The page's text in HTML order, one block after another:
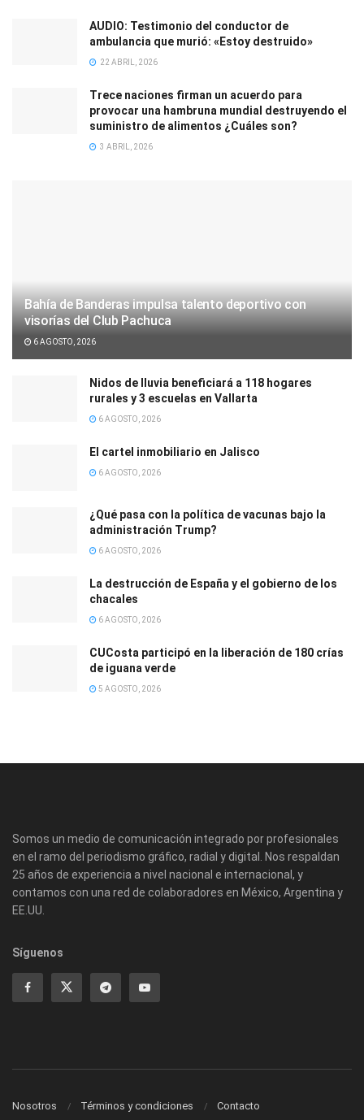
AUDIO: Testimonio del conductor de
ambulancia que murió: «Estoy destruido»
22 ABRIL, 2026
Trece naciones firman un acuerdo para
provocar una hambruna mundial destruyendo el
suministro de alimentos ¿Cuáles son?
3 ABRIL, 2026
Bahía de Banderas impulsa talento deportivo con
visorías del Club Pachuca
6 AGOSTO, 2026
Nidos de lluvia beneficiará a 118 hogares
rurales y 3 escuelas en Vallarta
6 AGOSTO, 2026
El cartel inmobiliario en Jalisco
6 AGOSTO, 2026
¿Qué pasa con la política de vacunas bajo la
administración Trump?
6 AGOSTO, 2026
La destrucción de España y el gobierno de los
chacales
6 AGOSTO, 2026
CUCosta participó en la liberación de 180 crías
de iguana verde
5 AGOSTO, 2026
Somos un medio de comunicación integrado por profesionales
en el ramo del periodismo gráfico, radial y digital. Nos respaldan
25 años de experiencia a nivel nacional e internacional, y
contamos con una red de colaboradores en México, Argentina y
EE.UU.
Síguenos
Nosotros Términos y condiciones Contacto